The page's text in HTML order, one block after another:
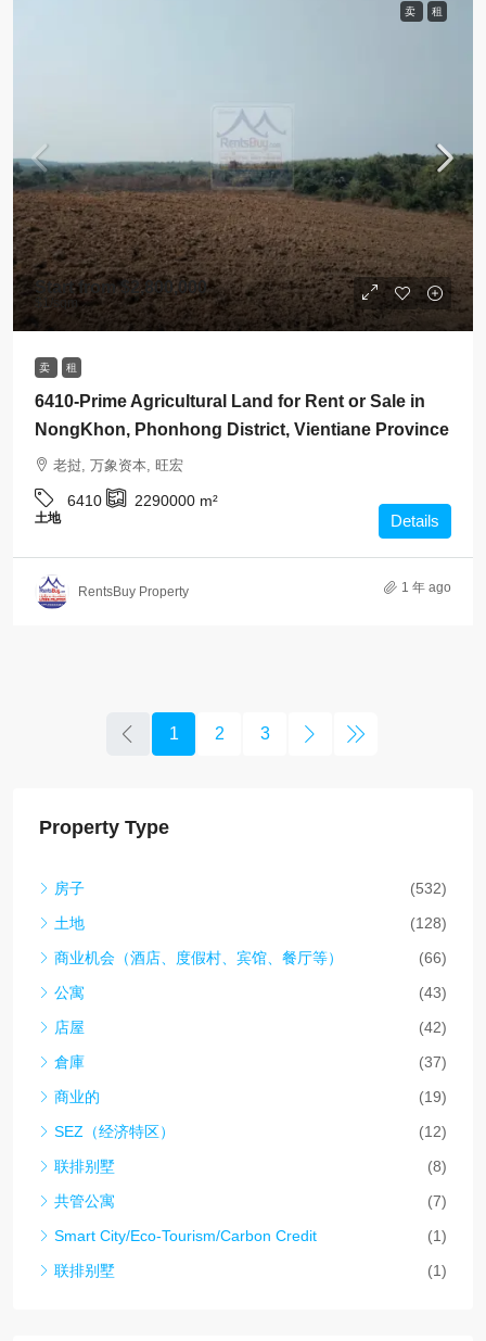
卖 租
Start from$2,800,000
$1 /sqm
卖 租
6410-Prime Agricultural Land for Rent or Sale in
NongKhon, Phonhong District, Vientiane Province
老挝, 万象资本, 旺宏
6410 2290000 m²
土地 Details
RentsBuy Property 1 年 ago
1 2 3
Property Type
房子
(532)
土地
(128)
商业机会（酒店、度假村、宾馆、餐厅等）
(66)
公寓
(43)
店屋
(42)
倉庫
(37)
商业的
(19)
SEZ（经济特区）
(12)
联排别墅
(8)
共管公寓
(7)
Smart City/Eco-Tourism/Carbon Credit
(1)
联排别墅
(1)